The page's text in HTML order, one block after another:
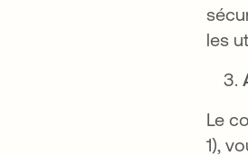
les
Le
1),